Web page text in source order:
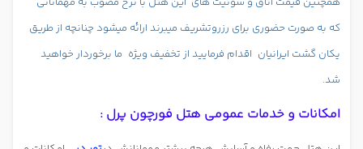
که به صورت حضوری برای رزروتشریف میبرند ارائه میشود چنانچه از طریق
یکان گشت ایرانیان اقدام فرمایید از تخفیف ویژه ما برخوردار خواهید
شد.
امکانات و خدمات عمومی هتل فورچون پرل :